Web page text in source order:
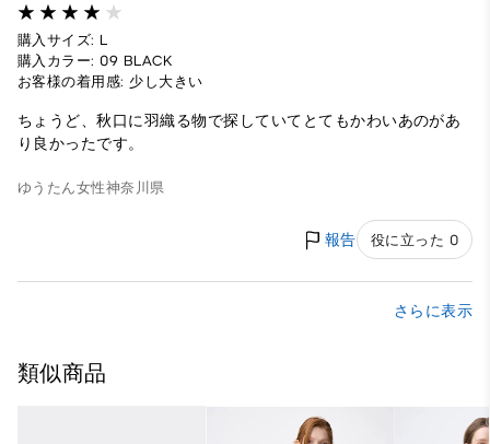
購入サイズ: L
購入カラー: 09 BLACK
お客様の着用感: 少し大きい
ちょうど、秋口に羽織る物で探していてとてもかわいあのがあ
り良かったです。
ゆうたん女性神奈川県
報告 役に立った 0
さらに表示
類似商品